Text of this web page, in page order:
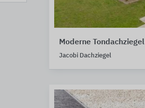
Moderne Tondachziegel
Jacobi Dachziegel